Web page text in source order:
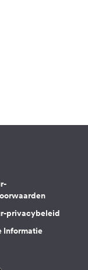
privacybeleid
Informatie